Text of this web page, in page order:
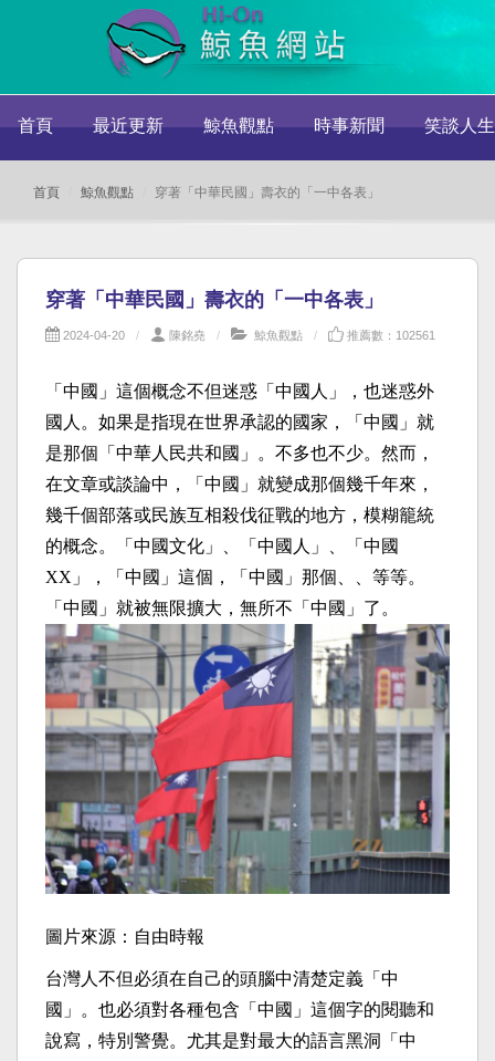
首頁 最近更新 鯨魚觀點 時事新聞 笑談人生
首頁 鯨魚觀點 穿著「中華民國」壽衣的「一中各表」
穿著「中華民國」壽衣的「一中各表」
2024-04-20 陳銘堯 鯨魚觀點 推薦數：102561
「中國」這個概念不但迷惑「中國人」，也迷惑外
國人。如果是指現在世界承認的國家，「中國」就
是那個「中華人民共和國」。不多也不少。然而，
在文章或談論中，「中國」就變成那個幾千年來，
幾千個部落或民族互相殺伐征戰的地方，模糊籠統
的概念。「中國文化」、「中國人」、「中國
XX 」，「中國」這個，「中國」那個、、等等。
「中國」就被無限擴大，無所不「中國」了。
圖片來源：自由時報
台灣人不但必須在自己的頭腦中清楚定義「中
國」。也必須對各種包含「中國」這個字的閱聽和
說寫，特別警覺。尤其是對最大的語言黑洞「中